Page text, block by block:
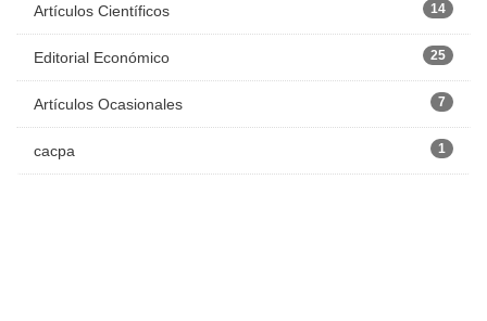
Artículos Científicos 14
Editorial Económico 25
Artículos Ocasionales 7
cacpa 1